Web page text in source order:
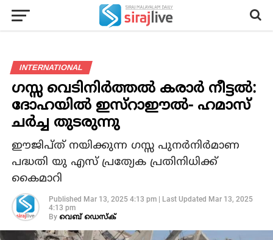
INTERNATIONAL
ഗസ്സ വെടിനിര്‍ത്തല്‍ കരാര്‍ നീട്ടല്‍:
ദോഹയില്‍ ഇസ്‌റാഈല്‍- ഹമാസ്
ചര്‍ച്ച തുടരുന്നു
ഈജിപ്ത് നയിക്കുന്ന ഗസ്സ പുനര്‍നിര്‍മാണ
പദ്ധതി യു എസ് പ്രത്യേക പ്രതിനിധിക്ക്
കൈമാറി
Published Mar 13, 2025 4:13 pm| Last Updated Mar 13, 2025
4:13 pm
By വെബ് ഡെസ്‌ക്